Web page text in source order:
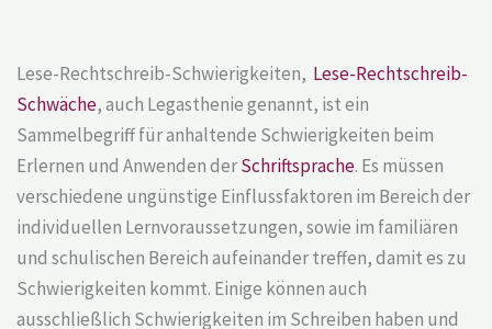
Lese-Rechtschreib-Schwierigkeiten, Lese-Rechtschreib-
Schwäche, auch Legasthenie genannt, ist ein
Sammelbegriff für anhaltende Schwierigkeiten beim
Erlernen und Anwenden derSchriftsprache. Es müssen
verschiedene ungünstige Einflussfaktoren im Bereich der
individuellen Lernvoraussetzungen, sowie im familiären
und schulischen Bereich aufeinander treffen, damit es zu
Schwierigkeiten kommt. Einige können auch
ausschließlich Schwierigkeiten im Schreiben haben und